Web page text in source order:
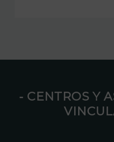
⁃ CENTROS Y